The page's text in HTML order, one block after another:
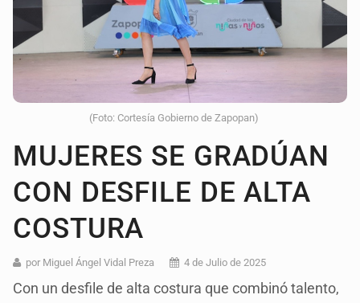
(Foto: Cortesía Gobierno de Zapopan)
MUJERES SE GRADÚAN
CON DESFILE DE ALTA
COSTURA
por Miguel Ángel Vidal Preza 4 de Julio de 2025
Con un desfile de alta costura que combinó talento,